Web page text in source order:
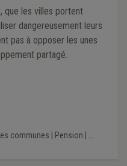
que les villes portent
dangereusement leurs
partagé.
communes Pension ...